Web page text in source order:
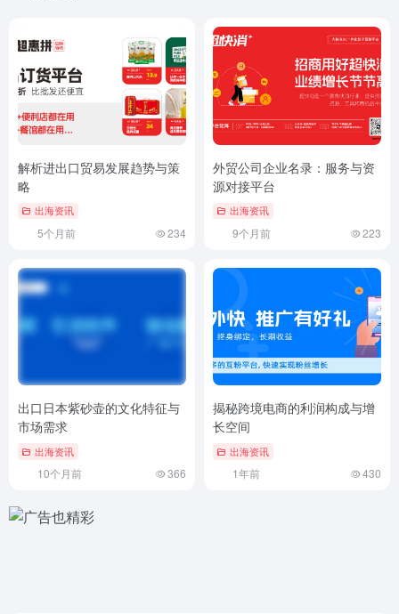
解析进出口贸易发展趋势与策
略
出海资讯
5个月前 234
外贸公司企业名录：服务与资
源对接平台
出海资讯
9个月前 223
出口日本紫砂壶的文化特征与
市场需求
出海资讯
10个月前 366
揭秘跨境电商的利润构成与增
长空间
出海资讯
1年前 430